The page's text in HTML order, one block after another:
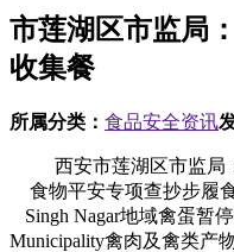
市莲湖区市监局
收集餐
所属分类： 食品安全资讯
西安市莲湖区市监局
食物平安专项查抄步履
Singh Nagar地域禽蛋暂
Municipality禽肉及禽类产